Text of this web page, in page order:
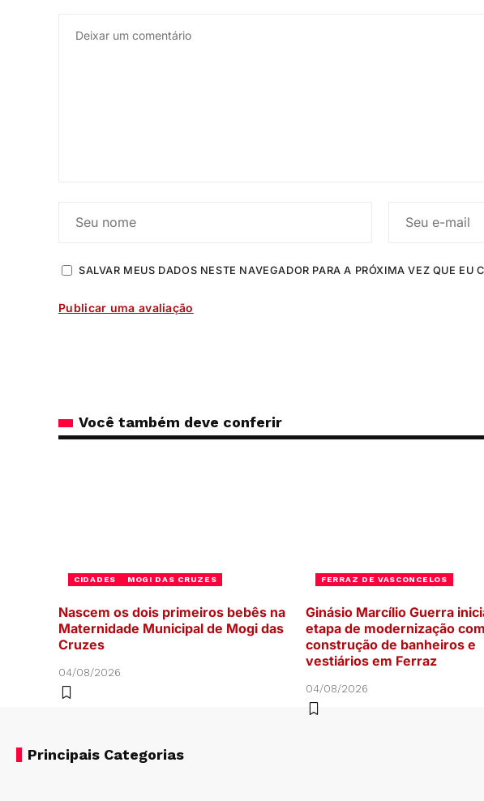
SALVAR MEUS DADOS NESTE NAVEGADOR PARA A PRÓXIMA VEZ QUE EU
Você também deve conferir
CIDADES MOGI DAS CRUZES
Nascem os dois primeiros bebês na
Maternidade Municipal de Mogi das
Cruzes
04/08/2026
FERRAZ DE VASCONCELOS
Ginásio Marcílio Guerra
etapa de modernização com
construção de banheiros e
vestiários em Ferraz
04/08/2026
Principais Categorias